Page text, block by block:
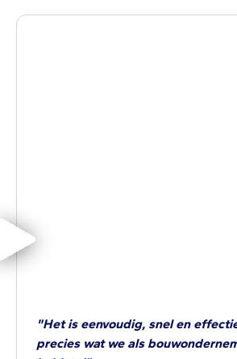
"Het is eenvoudig, snel en
precies wat we als